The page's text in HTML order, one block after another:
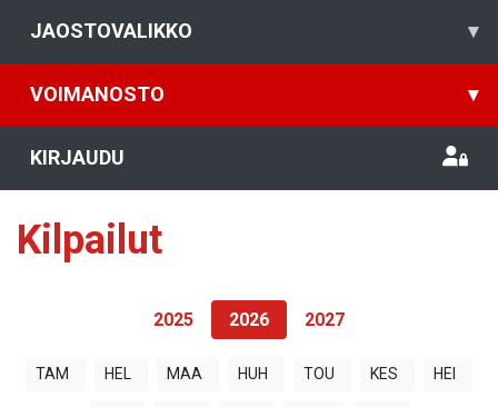
JAOSTOVALIKKO ▾
VOIMANOSTO ▾
KIRJAUDU
Kilpailut
2025 2026 2027
TAM HEL MAA HUH TOU KES HEI